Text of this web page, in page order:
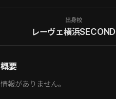
出身校
レーヴェ横浜SECOND
概要
情報がありません。